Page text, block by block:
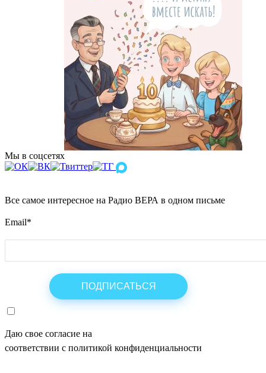
Мы в соцсетях
Все самое интересное на Радио ВЕРА в одном письме
Email*
Даю свое согласие на
соответствии с политикой конфиденциальности